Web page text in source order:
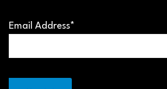
Email Address*